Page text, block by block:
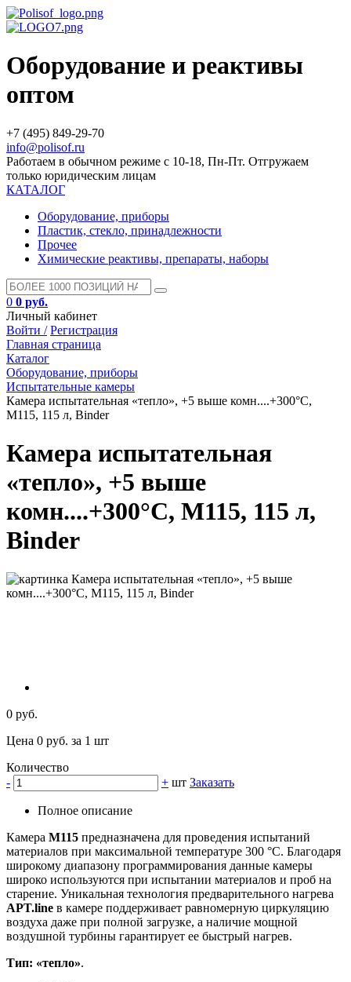
Оборудование и реактивы
оптом
+7 (495) 849-29-70
info@polisof.ru
Работаем в обычном режиме с 10-18, Пн-Пт. Отгружаем
только юридическим лицам
КАТАЛОГ
Оборудование, приборы
Пластик, стекло, принадлежности
Прочее
Химические реактивы, препараты, наборы
0 0 руб.
Личный кабинет
Войти / Регистрация
Главная страница
Каталог
Оборудование, приборы
Испытательные камеры
Камера испытательная «тепло», +5 выше комн....+300°С,
M115, 115 л, Binder
Камера испытательная
«тепло», +5 выше
комн....+300°С, M115, 115 л,
Binder
0 руб.
Цена 0 руб. за 1 шт
Количество
-
+ шт Заказать
Полное описание
Камера M115 предназначена для проведения испытаний
материалов при максимальной температуре 300 °C. Благодаря
широкому диапазону программирования данные камеры
широко используются при испытании материалов и проб на
старение. Уникальная технология предварительного нагрева
APT.line в камере поддерживает равномерную циркуляцию
воздуха даже при полной загрузке, а наличие мощной
воздушной турбины гарантирует ее быстрый нагрев.
Тип: «тепло».